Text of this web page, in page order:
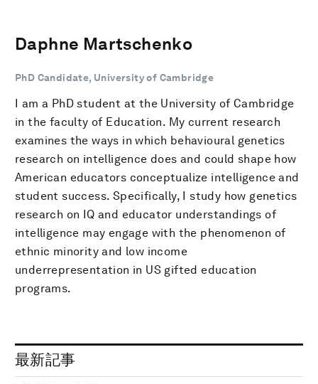
Daphne Martschenko
PhD Candidate, University of Cambridge
I am a PhD student at the University of Cambridge
in the faculty of Education. My current research
examines the ways in which behavioural genetics
research on intelligence does and could shape how
American educators conceptualize intelligence and
student success. Specifically, I study how genetics
research on IQ and educator understandings of
intelligence may engage with the phenomenon of
ethnic minority and low income
underrepresentation in US gifted education
programs.
最新記事